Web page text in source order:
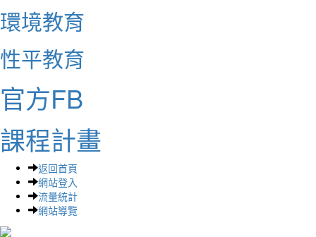
環境教育
性平教育
官方FB
課程計畫
返回首頁
網站登入
流量統計
網站導覽